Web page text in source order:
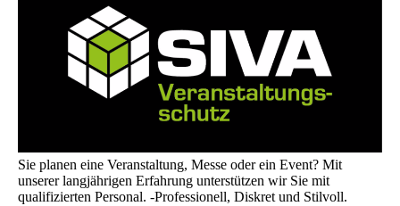
Sie planen eine Veranstaltung, Messe oder ein Event? Mit
unserer langjährigen Erfahrung unterstützen wir Sie mit
qualifizierten Personal. -Professionell, Diskret und Stilvoll.